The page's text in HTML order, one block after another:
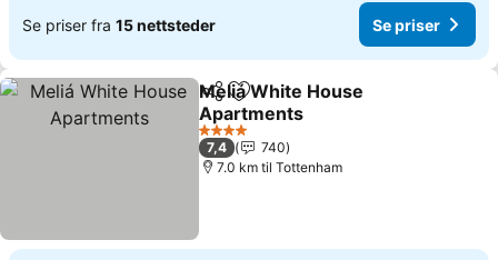
Se priser fra 15 nettsteder Se priser
Del Legg til i favoritter
Meliá White House
Apartments
4 Stjerner
7,4
740
7.0 km til Tottenham